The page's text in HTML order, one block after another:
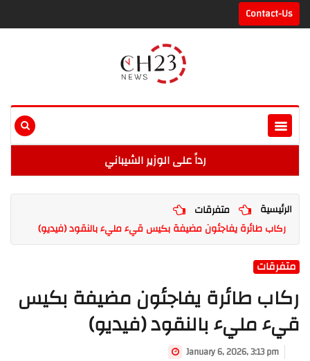
Contact-Us
رداً على الوزير الشيباني
الرئيسية
متفرقات
ركاب طائرة يفاجئون مضيفة بكيس قيء مليء بالنقود (فيديو)
متفرقات
ركاب طائرة يفاجئون مضيفة بكيس
قيء مليء بالنقود (فيديو)
January 6, 2026, 3:13 pm